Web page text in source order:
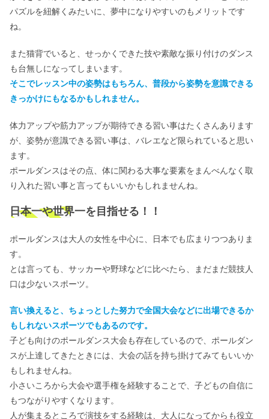
パズルを紐解くみたいに、夢中になりやすいのもメリットです
ね。
また猫背でいると、せっかくできた技や素敵な振り付けのダンス
も台無しになってしまいます。
そこでレッスン中の姿勢はもちろん、普段から姿勢を意識できる
きっかけにもなるかもしれません。
体力アップや筋力アップが期待できる習い事はたくさんあります
が、姿勢が意識できる習い事は、バレエなど限られていると思い
ます。
ポールダンスはその点、体に関わる大事な要素をまんべんなく取
り入れた習い事と言ってもいいかもしれませんね。
日本一や世界一を目指せる！！
ポールダンスは大人の女性を中心に、日本でも広まりつつありま
す。
とは言っても、サッカーや野球などに比べたら、まだまだ競技人
口は少ないスポーツ。
言い換えると、ちょっとした努力で全国大会などに出場できるか
もしれないスポーツでもあるのです。
子ども向けのポールダンス大会も存在しているので、ポールダン
スが上達してきたときには、大会の話を持ち掛けてみてもいいか
もしれませんね。
小さいころから大会や選手権を経験することで、子どもの自信に
もつながりやすくなります。
人が集まるところで演技をする経験は、大人になってからも役立